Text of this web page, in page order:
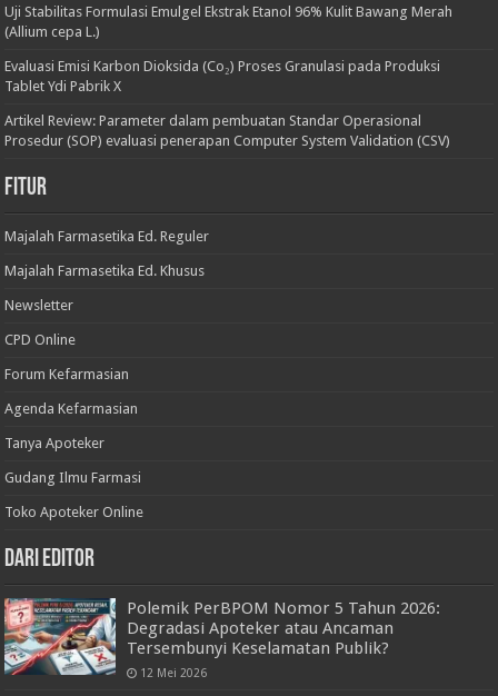
Uji Stabilitas Formulasi Emulgel Ekstrak Etanol 96% Kulit Bawang Merah
(Allium cepa L.)
Evaluasi Emisi Karbon Dioksida (Co₂) Proses Granulasi pada Produksi
Tablet Ydi Pabrik X
Artikel Review: Parameter dalam pembuatan Standar Operasional
Prosedur (SOP) evaluasi penerapan Computer System Validation (CSV)
Fitur
Majalah Farmasetika Ed. Reguler
Majalah Farmasetika Ed. Khusus
Newsletter
CPD Online
Forum Kefarmasian
Agenda Kefarmasian
Tanya Apoteker
Gudang Ilmu Farmasi
Toko Apoteker Online
Dari Editor
Polemik PerBPOM Nomor 5 Tahun 2026:
Degradasi Apoteker atau Ancaman
Tersembunyi Keselamatan Publik?
12 Mei 2026